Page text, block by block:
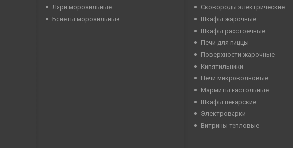
Лари морозильные
Бонеты морозильные
Сковороды электрические
Шкафы жарочные
Шкафы расстоечные
Печи для пиццы
Поверхности жарочные
Кипятильники
Печи микроволновые
Мармиты настольные
Шкафы пекарские
Электроварки
Витрины тепловые